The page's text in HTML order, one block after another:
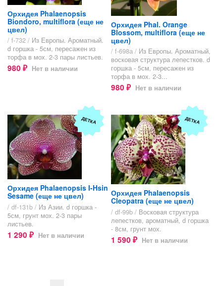
Орхидея Phalaenopsis
Biondoro, multiflora (еще не
цвел)
/ f-732 / Из Европы. Ароматный.
d горшка - 5см, пересажен из
торфа в мох. 2-3 пары листьев.
980 ₽ Нет в наличии
Орхидея Phal. Orange
Blossom, multiflora (еще не
цвел)
/ f-698а / Из Европы. Ароматный,
восковая структура лепестков. d
горшка - 5см, пересажен из
торфа в мох. 2-3...
980 ₽ Нет в наличии
ДЕТКА
Орхидея Phalaenopsis I-Hsin
Sesame (еще не цвел)
/ df-131b / Из Азии. d горшка -
5см, грунт мох. 2-3 пары
листьев.
1 290 ₽ Нет в наличии
ДЕТКА
Орхидея Phalaenopsis
Cleopatra (еще не цвел)
/ df-99b / Восковая структура
лепестков, ароматный, d горшка
- 8см, грунт мох.
1 590 ₽ Нет в наличии